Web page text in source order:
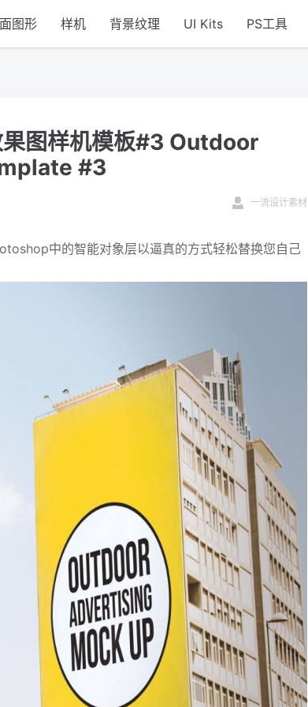
图形 样机 背景纹理 UI Kits PS工具
图样机模板#3 Outdoor
#3
一流设计素材
中的智能对象层以逼真的方式轻松替换您自己